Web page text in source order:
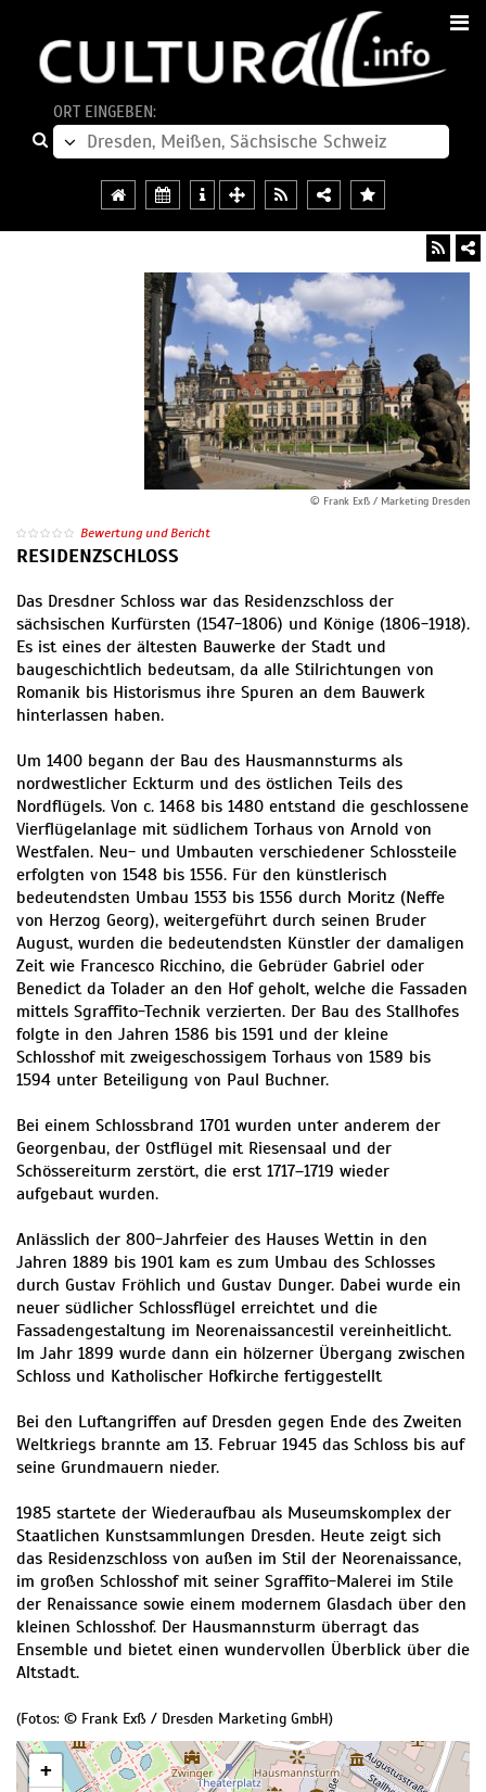
ORT EINGEBEN:
© Frank Exß / Marketing Dresden
Bewertung und Bericht
RESIDENZSCHLOSS
Das Dresdner Schloss war das Residenzschloss der
sächsischen Kurfürsten (1547-1806) und Könige (1806-1918).
Es ist eines der ältesten Bauwerke der Stadt und
baugeschichtlich bedeutsam, da alle Stilrichtungen von
Romanik bis Historismus ihre Spuren an dem Bauwerk
hinterlassen haben.
Um 1400 begann der Bau des Hausmannsturms als
nordwestlicher Eckturm und des östlichen Teils des
Nordflügels. Von c. 1468 bis 1480 entstand die geschlossene
Vierflügelanlage mit südlichem Torhaus von Arnold von
Westfalen. Neu- und Umbauten verschiedener Schlossteile
erfolgten von 1548 bis 1556. Für den künstlerisch
bedeutendsten Umbau 1553 bis 1556 durch Moritz (Neffe
von Herzog Georg), weitergeführt durch seinen Bruder
August, wurden die bedeutendsten Künstler der damaligen
Zeit wie Francesco Ricchino, die Gebrüder Gabriel oder
Benedict da Tolader an den Hof geholt, welche die Fassaden
mittels Sgraffito-Technik verzierten. Der Bau des Stallhofes
folgte in den Jahren 1586 bis 1591 und der kleine
Schlosshof mit zweigeschossigem Torhaus von 1589 bis
1594 unter Beteiligung von Paul Buchner.
Bei einem Schlossbrand 1701 wurden unter anderem der
Georgenbau, der Ostflügel mit Riesensaal und der
Schössereiturm zerstört, die erst 1717–1719 wieder
aufgebaut wurden.
Anlässlich der 800-Jahrfeier des Hauses Wettin in den
Jahren 1889 bis 1901 kam es zum Umbau des Schlosses
durch Gustav Fröhlich und Gustav Dunger. Dabei wurde ein
neuer südlicher Schlossflügel erreichtet und die
Fassadengestaltung im Neorenaissancestil vereinheitlicht.
Im Jahr 1899 wurde dann ein hölzerner Übergang zwischen
Schloss und Katholischer Hofkirche fertiggestellt
Bei den Luftangriffen auf Dresden gegen Ende des Zweiten
Weltkriegs brannte am 13. Februar 1945 das Schloss bis auf
seine Grundmauern nieder.
1985 startete der Wiederaufbau als Museumskomplex der
Staatlichen Kunstsammlungen Dresden. Heute zeigt sich
das Residenzschloss von außen im Stil der Neorenaissance,
im großen Schlosshof mit seiner Sgraffito-Malerei im Stile
der Renaissance sowie einem modernem Glasdach über den
kleinen Schlosshof. Der Hausmannsturm überragt das
Ensemble und bietet einen wundervollen Überblick über die
Altstadt.
(Fotos: © Frank Exß / Dresden Marketing GmbH)
+